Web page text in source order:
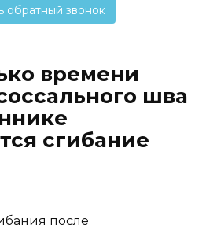
обратный звонок
времени
шва
сгибание
после